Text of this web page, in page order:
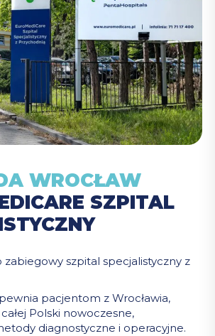
WROCŁAW
SZPITAL
szpital specjalistyczny z
pacjentom z Wrocławia,
Polski nowoczesne,
diagnostyczne i operacyjne.